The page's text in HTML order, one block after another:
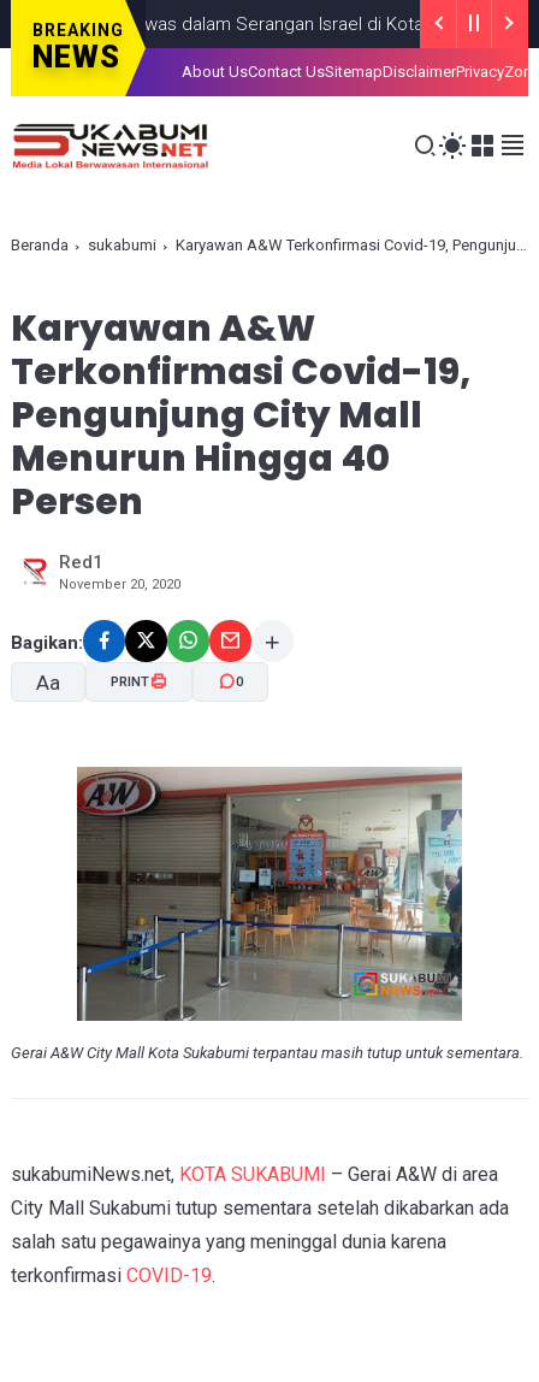
BREAKING
NEWS
Anak, Tewas dalam Serangan Israel di Kota Gaza GAZA JULY
About UsContact UsSitemapDisclaimerPrivacy
Beranda sukabumi Karyawan A&W Terkonfirmasi Covid-19, Pengunjung City Mall Menurun Hingga 40 Persen
Karyawan A&W
Terkonfirmasi Covid-19,
Pengunjung City Mall
Menurun Hingga 40
Persen
Red1
November 20, 2020
Bagikan:
Aa
A- A+
PRINT 0
Gerai A&W City Mall Kota Sukabumi terpantau masih tutup untuk sementara.
sukabumiNews.net, KOTA SUKABUMI – Gerai A&W di area
City Mall Sukabumi tutup sementara setelah dikabarkan ada
salah satu pegawainya yang meninggal dunia karena
terkonfirmasi COVID-19.